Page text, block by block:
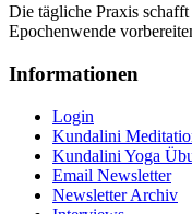
Die tägliche Praxis
Epochenwende
Informationen
Login
Kundalini
Kundalini Yoga
Email Newsletter
Newsletter Archiv